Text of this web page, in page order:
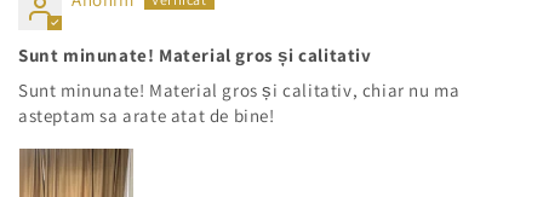
Sunt minunate! Material gros și calitativ
Sunt minunate! Material gros și calitativ, chiar nu ma
asteptam sa arate atat de bine!